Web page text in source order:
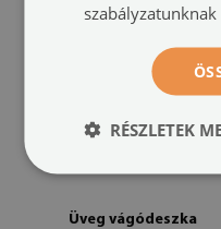
Üveg vágódeszka
RÉSZLETEK